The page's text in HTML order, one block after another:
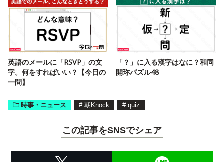
英語のメールに「RSVP」の文
字。何をすればいい？【今日の
一問】
「？」に入る漢字はなに？和同
開珎パズル48
時事・ニュース # 朝Knock # quiz
この記事をSNSでシェア